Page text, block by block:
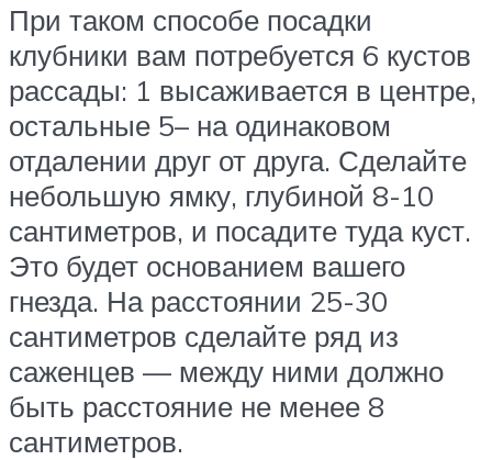
При таком способе посадки
клубники вам потребуется 6 кустов
рассады: 1 высаживается в центре,
остальные 5– на одинаковом
отдалении друг от друга. Сделайте
небольшую ямку, глубиной 8-10
сантиметров, и посадите туда куст.
Это будет основанием вашего
гнезда. На расстоянии 25-30
сантиметров сделайте ряд из
саженцев — между ними должно
быть расстояние не менее 8
сантиметров.